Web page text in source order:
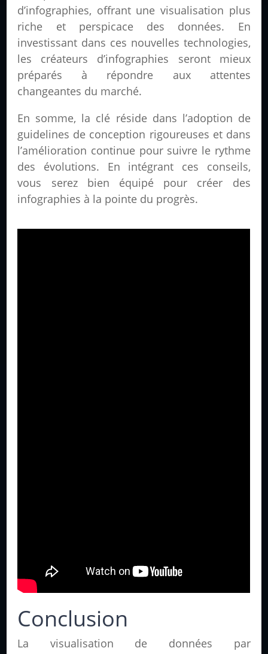
d’infographies, offrant une visualisation plus
riche et perspicace des données. En
investissant dans ces nouvelles technologies,
les créateurs d’infographies seront mieux
préparés à répondre aux attentes
changeantes du marché.
En somme, la clé réside dans l’adoption de
guidelines de conception rigoureuses et dans
l’amélioration continue pour suivre le rythme
des évolutions. En intégrant ces conseils,
vous serez bien équipé pour créer des
infographies à la pointe du progrès.
Conclusion
La visualisation de données par